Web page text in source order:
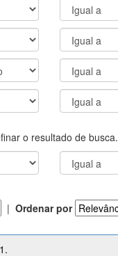
o resultado de busca.
| Ordenar por